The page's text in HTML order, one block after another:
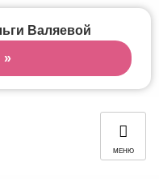
МЕНЮ
Валяевой
»